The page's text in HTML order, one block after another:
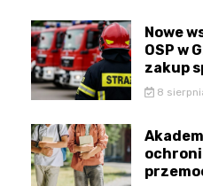
Nowe
OSP w
zakup
8